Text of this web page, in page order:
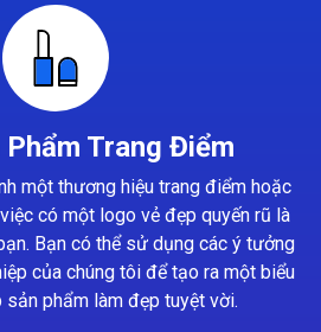
Phẩm Trang Điểm
một thương hiệu trang điểm hoặc
có một logo vẻ đẹp quyến rũ là
Bạn có thể sử dụng các ý tưởng
của chúng tôi để tạo ra một biểu
phẩm làm đẹp tuyệt vời.